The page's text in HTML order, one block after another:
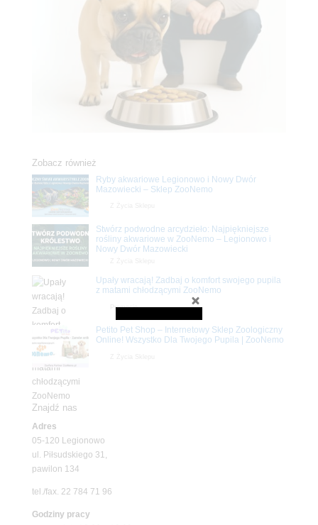
Zobacz również
Ryby akwariowe Legionowo i Nowy Dwór
Mazowiecki – Sklep ZooNemo
Stwórz podwodne arcydzieło: Najpiękniejsze
rośliny akwariowe w ZooNemo – Legionowo i
Nowy Dwór Mazowiecki
Promocje
Upały wracają! Zadbaj o komfort swojego pupila
z matami chłodzącymi ZooNemo
Petito Pet Shop – Internetowy Sklep Zoologiczny
Online! Wszystko Dla Twojego Pupila | ZooNemo
Znajdź nas
Adres
05-120 Legionowo
ul. Piłsudskiego 31,
pawilon 134
tel./fax. 22 784 71 96
Godziny pracy